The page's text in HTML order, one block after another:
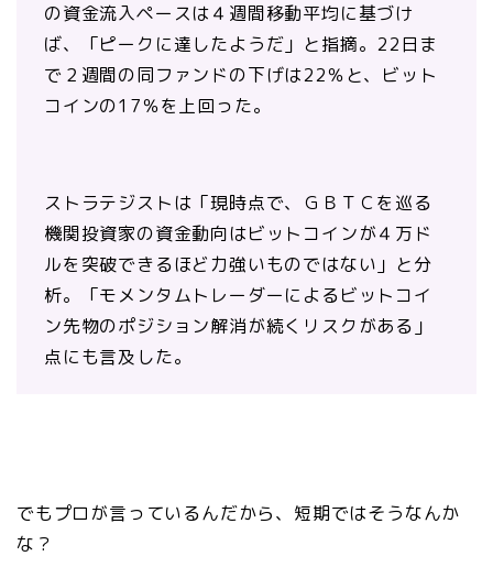
の資金流入ペースは４週間移動平均に基づけ
ば、「ピークに達したようだ」と指摘。22日ま
で２週間の同ファンドの下げは22％と、ビット
コインの17％を上回った。
ストラテジストは「現時点で、ＧＢＴＣを巡る
機関投資家の資金動向はビットコインが４万ド
ルを突破できるほど力強いものではない」と分
析。「モメンタムトレーダーによるビットコイ
ン先物のポジション解消が続くリスクがある」
点にも言及した。
でもプロが言っているんだから、短期ではそうなんか
な？